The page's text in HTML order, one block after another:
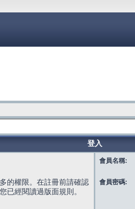
登入
的權限。在註冊前請確認
已經閱讀過版面規則。
會員名稱:
會員密碼: